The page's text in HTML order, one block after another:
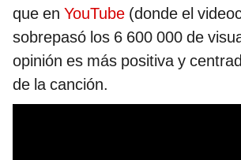
que en YouTube (donde el
sobrepasó los 6 600 000 de
opinión es más positiva y
de la canción.